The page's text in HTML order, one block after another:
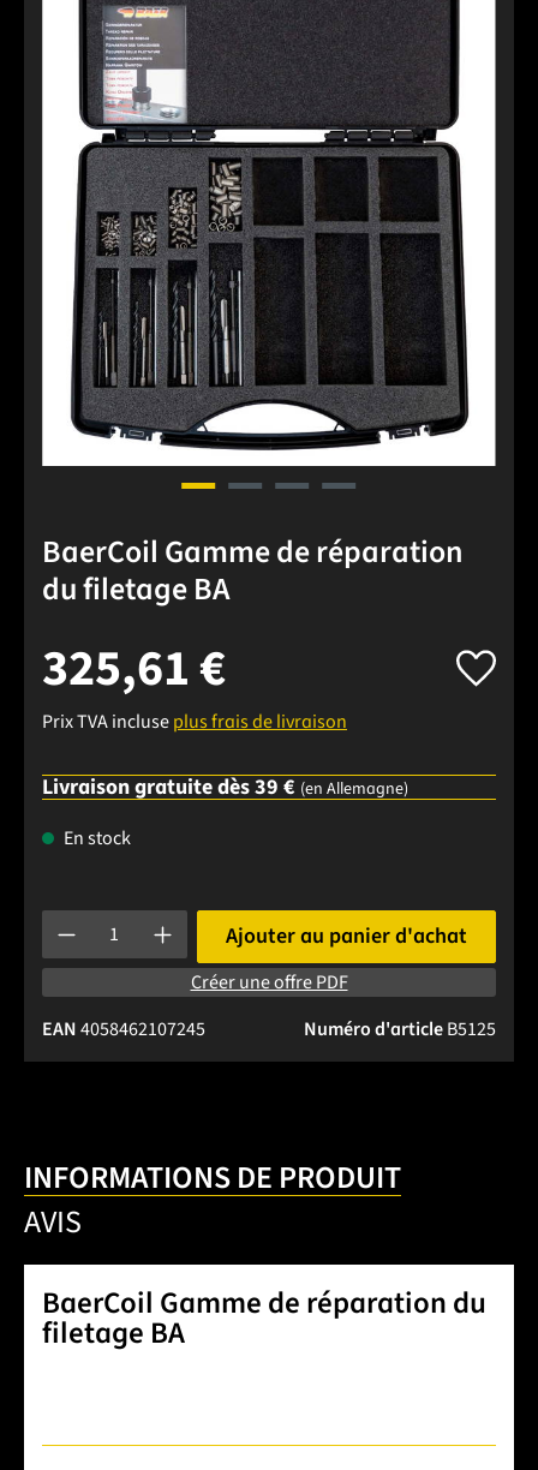
BaerCoil Gamme de réparation
du filetage BA
325,61 €
Prix TVA incluseplus frais de livraison
Livraison gratuite dès 39 € (en Allemagne)
En stock
Quantité de produit : Entrez la quantité souhaitée ou
Ajouter au panier d'achat
Créer une offre PDF
Numéro d'articleB5125
EAN4058462107245
INFORMATIONS DE PRODUIT
AVIS
BaerCoil Gamme de réparation du
filetage BA